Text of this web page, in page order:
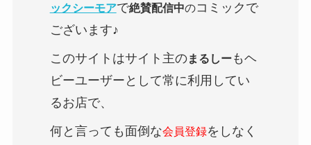
ックシーモアで絶賛配信中のコミックで
ございます♪
このサイトはサイト主のまるしーもヘ
ビーユーザーとして常に利用してい
るお店で、
何と言っても面倒な会員登録をしなく